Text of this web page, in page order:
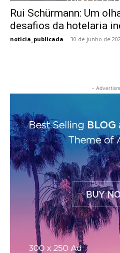
Rui Schürmann: Um
desafios da hotelaria
noticia_publicada - 30 de junho de
-